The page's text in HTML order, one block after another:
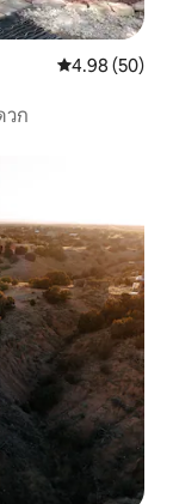
คะแนนเฉลี่ย
4.98 (50)
วก